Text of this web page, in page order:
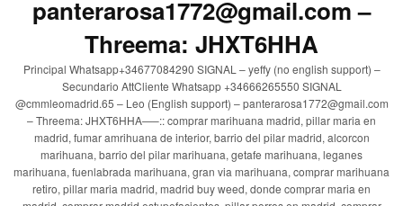
panterarosa1772@gmail.com –
Threema: JHXT6HHA
Principal Whatsapp+34677084290 SIGNAL – yeffy (no english support) –
Secundario AttCliente Whatsapp +34666265550 SIGNAL
@cmmleomadrid.65 – Leo (English support) – panterarosa1772@gmail.com
– Threema: JHXT6HHA—–:: comprar marihuana madrid, pillar maria en
madrid, fumar amrihuana de interior, barrio del pilar madrid, alcorcon
marihuana, barrio del pilar marihuana, getafe marihuana, leganes
marihuana, fuenlabrada marihuana, gran via marihuana, comprar marihuana
retiro, pillar maria madrid, madrid buy weed, donde comprar maria en